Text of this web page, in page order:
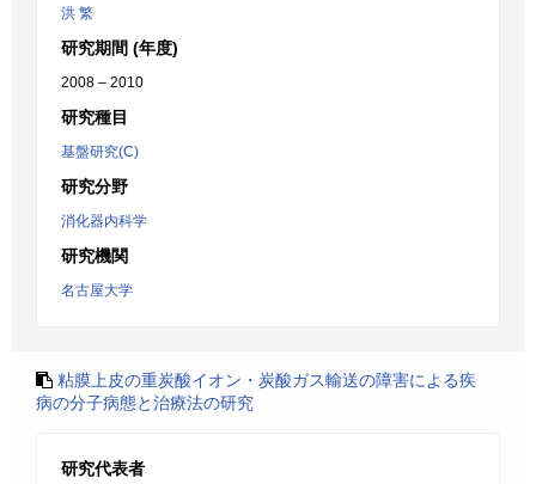
洪 繁
研究期間 (年度)
2008 – 2010
研究種目
基盤研究(C)
研究分野
消化器内科学
研究機関
名古屋大学
粘膜上皮の重炭酸イオン・炭酸ガス輸送の障害による疾
病の分子病態と治療法の研究
研究代表者